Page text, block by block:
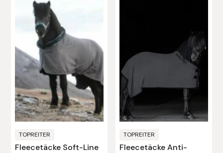
TOPREITER
Fleecetäcke Soft-Line
TOPREITER
Fleecetäcke Anti-
olika
alternativen
kan
väljas
på
produktsidan